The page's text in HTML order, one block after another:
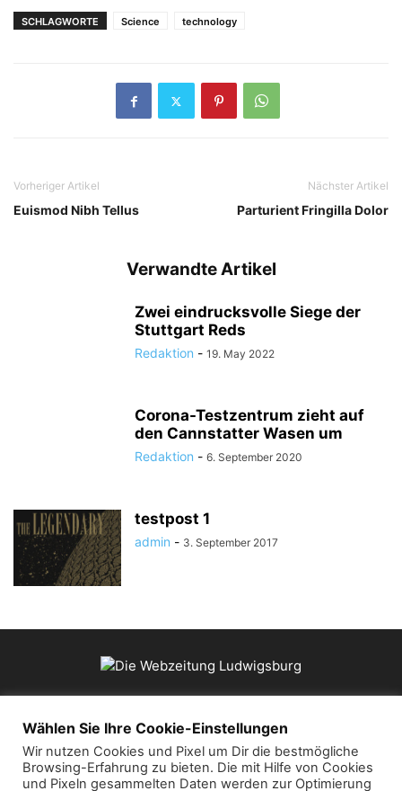
SCHLAGWORTE Science technology
Vorheriger Artikel
Euismod Nibh Tellus
Nächster Artikel
Parturient Fringilla Dolor
Verwandte Artikel
Zwei eindrucksvolle Siege der
Stuttgart Reds
Redaktion - 19. May 2022
Corona-Testzentrum zieht auf
den Cannstatter Wasen um
Redaktion - 6. September 2020
testpost 1
admin - 3. September 2017
ÜBER UNS
Kontaktieren Sie uns:mail@die-webzeitung.de
Wählen Sie Ihre Cookie-Einstellungen
Wir nutzen Cookies und Pixel um Dir die bestmögliche
Browsing-Erfahrung zu bieten. Die mit Hilfe von Cookies
und Pixeln gesammelten Daten werden zur Optimierung